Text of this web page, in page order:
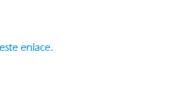
enlace.